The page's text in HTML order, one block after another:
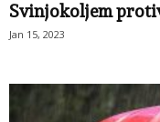
Svinjokoljem
Jan 15, 2023